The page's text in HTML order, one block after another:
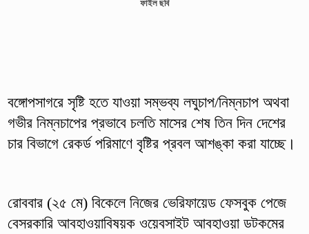
ফাইল ছবি
বঙ্গোপসাগরে সৃষ্টি হতে যাওয়া সম্ভব্য লঘুচাপ/নিম্নচাপ অথবা
গভীর নিম্নচাপের প্রভাবে চলতি মাসের শেষ তিন দিন দেশের
চার বিভাগে রেকর্ড পরিমাণে বৃষ্টির প্রবল আশঙ্কা করা যাচ্ছে।
রোববার (২৫ মে) বিকেলে নিজের ভেরিফায়েড ফেসবুক পেজে
বেসরকারি আবহাওয়াবিষয়ক ওয়েবসাইট আবহাওয়া ডটকমের